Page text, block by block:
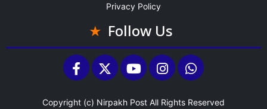
Privacy Policy
Follow Us
Copyright (c) Nirpakh Post All Rights Reserved